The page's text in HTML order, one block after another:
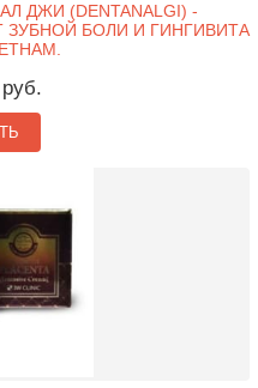
ДЖИ (DENTANALGI) -
БОЛИ И ГИНГИВИТА